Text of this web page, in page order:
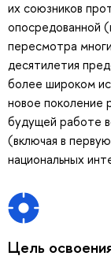
их союзников
опосредованной
пересмотра
десятилетия
более широком
новое поколение
будущей работе
(включая в
национальных
Цель